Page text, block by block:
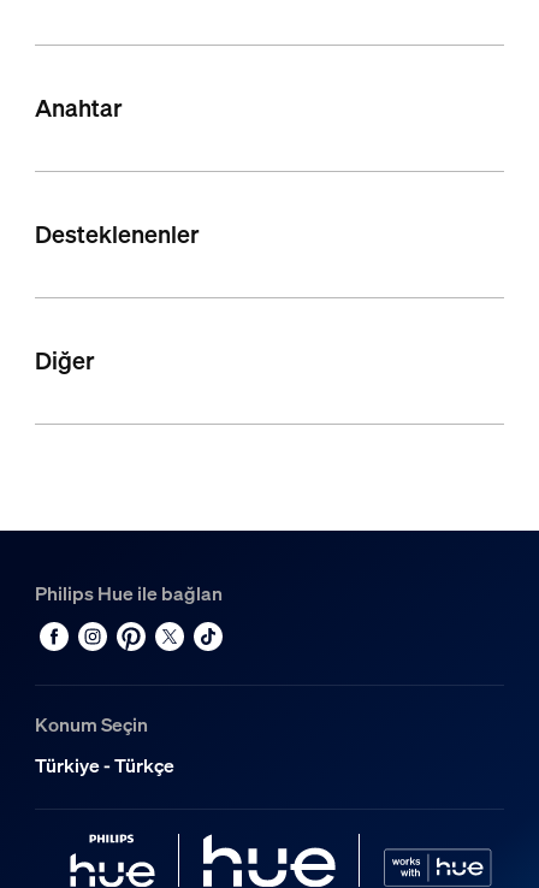
Anahtar
Desteklenenler
Diğer
Philips Hue ile bağlan
Konum Seçin
Türkiye - Türkçe